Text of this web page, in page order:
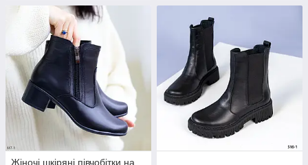
Жіночі шкіряні півчобітки на